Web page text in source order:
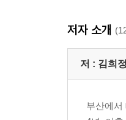
저자 소개
저 : 김희정
부산에서